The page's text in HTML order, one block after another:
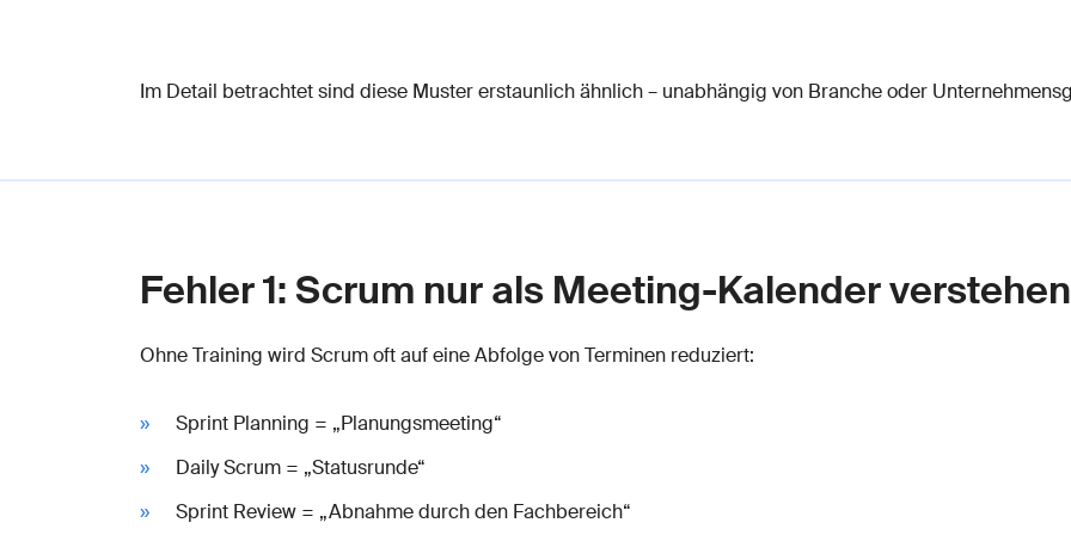
Im Detail betrachtet sind diese Muster erstaunlich ähnlich – unabhängig von Branche oder
Fehler 1: Scrum nur als Meeting-Kalender verstehen
Ohne Training wird Scrum oft auf eine Abfolge von Terminen reduziert:
Sprint Planning = „Planungsmeeting“
Daily Scrum = „Statusrunde“
Sprint Review = „Abnahme durch den Fachbereich“